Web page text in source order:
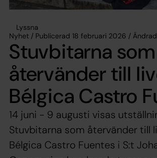
Lyssna
Nyhet / Publicerad 18 februari 2026 /
Stuvbitarna som
återvänder till
Bélgica Castro
14 juni - 9 augusti visas
Stuvbitarna som återvänder till
Bélgica Castro Fuentes i S:t